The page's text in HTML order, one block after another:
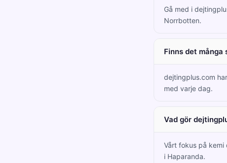
Gå med i
Norrbotten.
Finns det många
dejtingplus.com
med varje dag.
Vad gör
Vårt fokus på
i Haparanda.